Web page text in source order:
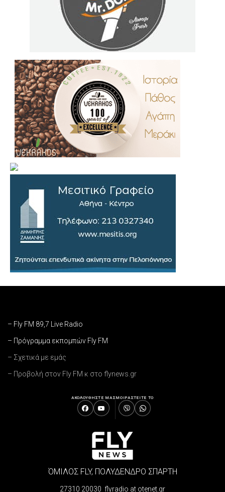
– Fly FM 89,7 Live Radio
– Πρόγραμμα εκπομπών Fly FM
– Σχετικά με εμάς
– Προβολή στον Fly FM κ στο flynews.gr
ΑΚΟΛΟΥΘΗΣΤΕ ΜΑΣΜΟΙΡΑΣΤΕΙΤΕ ΤΟ
ΌΜΙΛΟΣ FLY, ΠΟΛΥΔΕΝΔΡΟ ΣΠΑΡΤΗ
27310 20030 flyradio at otenet.gr